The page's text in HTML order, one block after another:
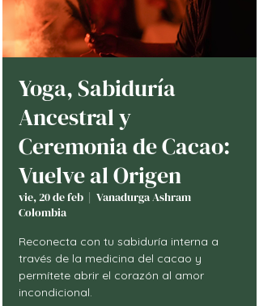
Yoga, Sabiduría
Ancestral y
Ceremonia de Cacao:
Vuelve al Origen
vie, 20 de feb
  |
Vanadurga Ashram
Colombia
Reconecta con tu sabiduría interna a
través de la medicina del cacao y
permítete abrir el corazón al amor
incondicional.